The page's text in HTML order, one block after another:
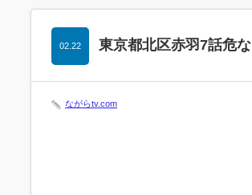
東京都北区赤羽7話危
02.22
ながらtv.com